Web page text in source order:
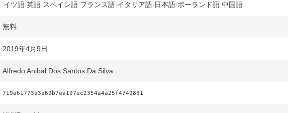
ドイツ語 英語 スペイン語 フランス語 イタリア語 日本語 ポーランド語 中国語
無料
2019年4月9日
Alfredo Anibal Dos Santos Da Silva
719a61773a3a69b7ea197ec2354a4a25f4749831